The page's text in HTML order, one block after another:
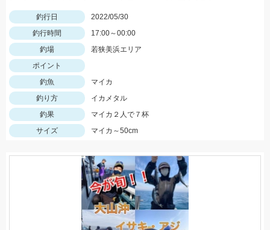
釣行日
2022/05/30
釣行時間
17:00～00:00
釣場
若狭美浜エリア
ポイント
釣魚
マイカ
釣り方
イカメタル
釣果
マイカ２人で７杯
サイズ
マイカ～50cm